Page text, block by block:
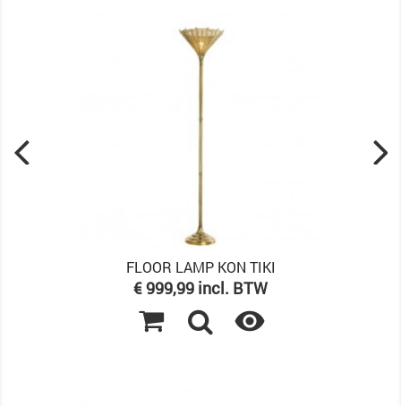
FLOOR LAMP KON TIKI
Prijs
€ 999,99 incl. BTW
